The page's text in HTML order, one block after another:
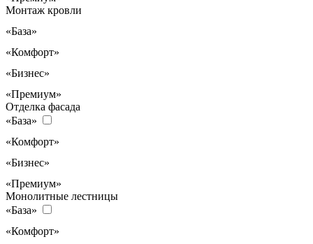
Монтаж кровли
«База»
«Комфорт»
«Бизнес»
«Премиум»
Отделка фасада
«База»
«Комфорт»
«Бизнес»
«Премиум»
Монолитные лестницы
«База»
«Комфорт»